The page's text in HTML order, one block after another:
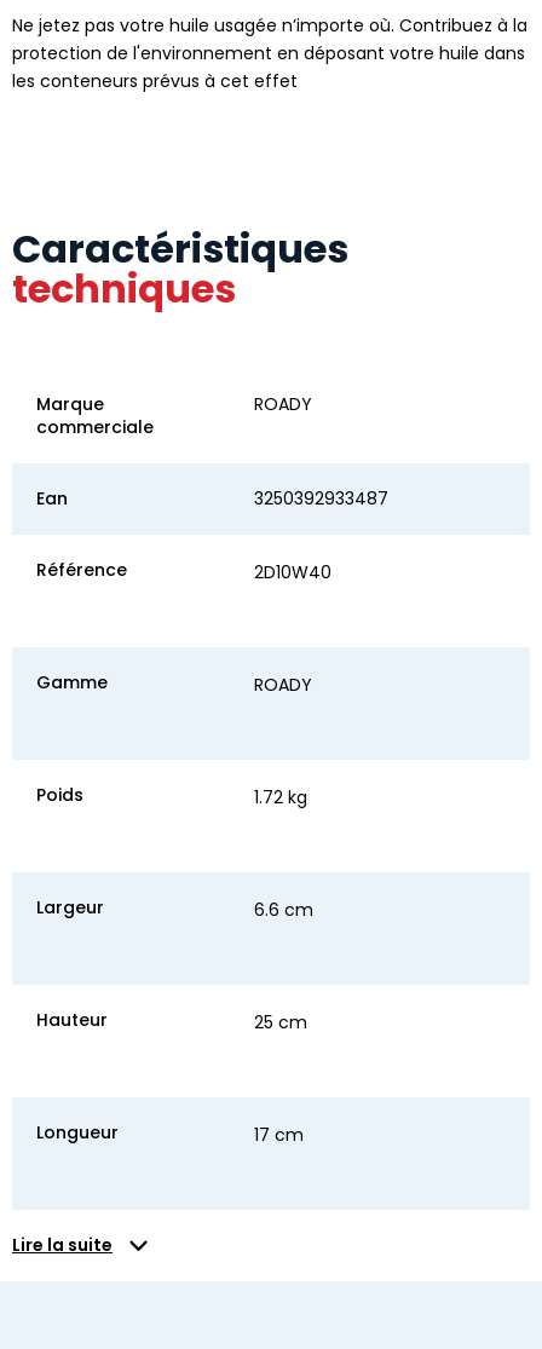
Ne jetez pas votre huile usagée n’importe où. Contribuez à la
protection de l'environnement en déposant votre huile dans
les conteneurs prévus à cet effet
Caractéristiques
techniques
Marque
commerciale
ROADY
Ean 3250392933487
Référence 2D10W40
Gamme ROADY
Poids 1.72 kg
Largeur 6.6 cm
Hauteur 25 cm
Longueur 17 cm
Lire la suite